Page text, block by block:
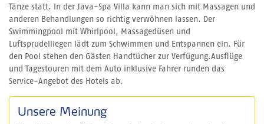
Tänze statt. In der Java-Spa Villa kann man sich mit Massagen und
anderen Behandlungen so richtig verwöhnen lassen. Der
Swimmingpool mit Whirlpool, Massagedüsen und
Luftsprudelliegen lädt zum Schwimmen und Entspannen ein. Für
den Pool stehen den Gästen Handtücher zur Verfügung.Ausflüge
und Tagestouren mit dem Auto inklusive Fahrer runden das
Service-Angebot des Hotels ab.
Unsere Meinung